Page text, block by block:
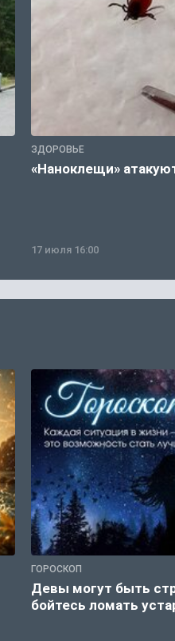
ЗДОРОВЬЕ
«Наноклещи»
17 июля 16:00
ГОРОСКОП
Девы могут быть
бойтесь ломать